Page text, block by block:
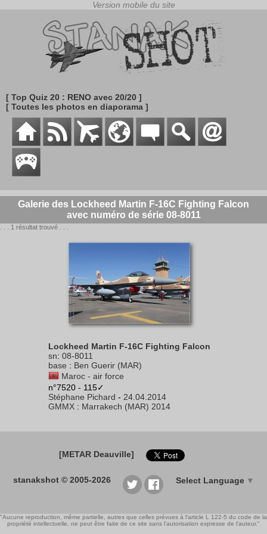
[ Top Quiz 20 : RENO avec 20/20 ]
[ Toutes les photos en diaporama ]
Galerie des Lockheed Martin F-16C Fighting Falcon
avec numéro de série 08-8011
. . . 1 résultat trouvé . . .
Lockheed Martin F-16C Fighting Falcon
sn: 08-8011
base : Ben Guerir (MAR)
Maroc - air force
n°7520 - 115✓
Stéphane Pichard - 24.04.2014
GMMX : Marrakech (MAR) 2014
[METAR Deauville]
stanakshot © 2005-2026 Select Language ▼
"Aucune reproduction, même partielle, autres que celles prévues à l'article L 122-5 du code de la
propriété intellectuelle, ne peut être faite de ce site sans l'autorisation expresse de l'auteur."